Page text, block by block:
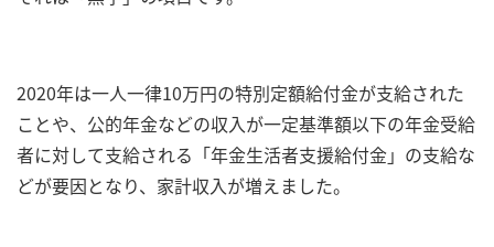
2020年は一人一律10万円の特別定額給付金が支給された
ことや、公的年金などの収入が一定基準額以下の年金受給
者に対して支給される「年金生活者支援給付金」の支給な
どが要因となり、家計収入が増えました。